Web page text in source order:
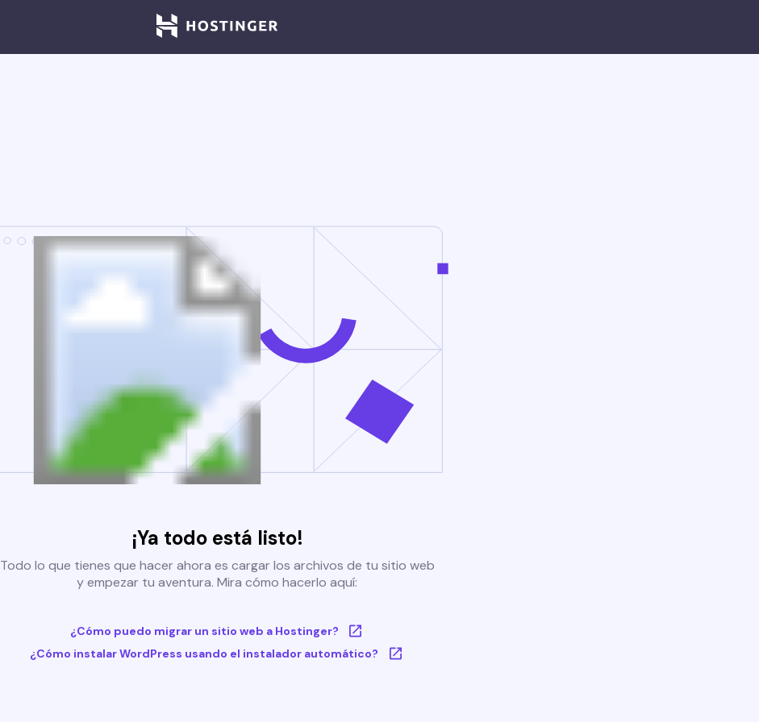
¡Ya todo está listo!
Todo lo que tienes que hacer ahora es cargar los archivos de tu sitio web
y empezar tu aventura. Mira cómo hacerlo aquí:
¿Cómo puedo migrar un sitio web a Hostinger?
¿Cómo instalar WordPress usando el instalador automático?